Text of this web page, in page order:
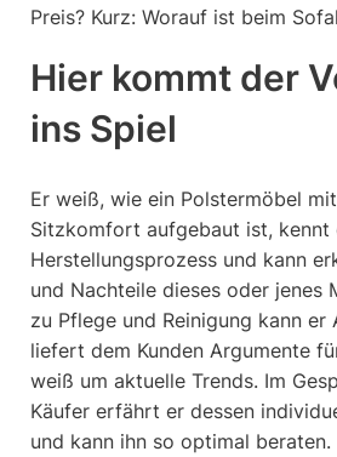
Preis? Kurz: Worauf ist beim
Hier kommt der
ins Spiel
Er weiß, wie ein Polstermöbel
Sitzkomfort aufgebaut ist, kennt
Herstellungsprozess und kann
und Nachteile dieses oder jenes
zu Pflege und Reinigung kann er
liefert dem Kunden Argumente
weiß um aktuelle Trends. Im
Käufer erfährt er dessen
und kann ihn so optimal beraten.